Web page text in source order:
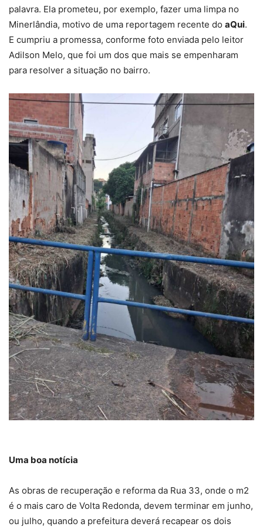
palavra. Ela prometeu, por exemplo, fazer uma limpa no
Minerlândia, motivo de uma reportagem recente do aQui.
E cumpriu a promessa, conforme foto enviada pelo leitor
Adilson Melo, que foi um dos que mais se empenharam
para resolver a situação no bairro.
Uma boa notícia
As obras de recuperação e reforma da Rua 33, onde o m2
é o mais caro de Volta Redonda, devem terminar em junho,
ou julho, quando a prefeitura deverá recapear os dois